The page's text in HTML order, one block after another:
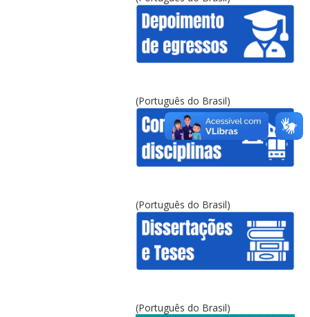
(Português do Brasil)
(Português do Brasil)
(Português do Brasil)